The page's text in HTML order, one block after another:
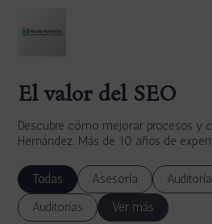
El valor del SEO
Descubre cómo mejorar procesos y
Hernández. Más de 10 años de
Todas Asesoría Auditoría
Auditorías
Ver más